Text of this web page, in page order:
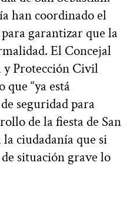
han coordinado el
garantizar que la
El Concejal
y Protección Civil
“ya está
seguridad para
de la fiesta de San
la ciudadanía que si
situación grave lo